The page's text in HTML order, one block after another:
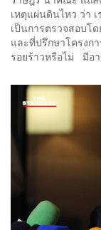
เหตุแผ่นดินไหว ว่า
เป็นการตรวจสอบโ
และที่ปรึกษาโครงก
รอยร้าวหรือไม่ มีอ